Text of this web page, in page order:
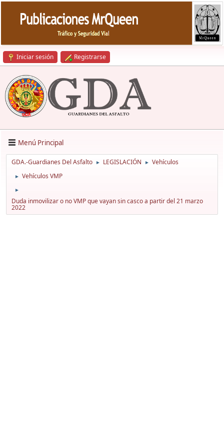
Iniciar sesión Registrarse
Menú Principal
GDA.-Guardianes Del Asfalto ► LEGISLACIÓN ► Vehículos
► Vehículos VMP
►
Duda inmovilizar o no VMP que vayan sin casco a partir del 21 marzo
2022